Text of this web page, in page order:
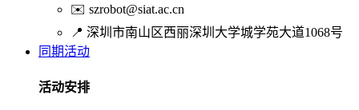
✉️ szrobot@siat.ac.cn
📍 深圳市南山区西丽深圳大学城学苑大道1068号
同期活动
活动安排